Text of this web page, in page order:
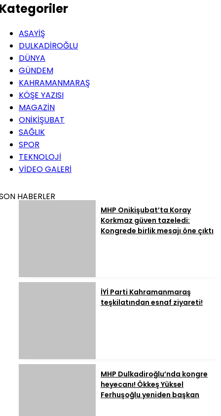
ASAYİŞ
DULKADİROĞLU
DÜNYA
GÜNDEM
KAHRAMANMARAŞ
KÖŞE YAZISI
MAGAZİN
ONİKİŞUBAT
SAĞLIK
SPOR
TEKNOLOJİ
VİDEO GALERİ
HABERLER
MHP Onikişubat’ta Koray
Korkmaz güven tazeledi:
Kongrede birlik mesajı öne çıktı
İYİ Parti Kahramanmaraş
teşkilatından esnaf ziyareti!
MHP Dulkadiroğlu’nda kongre
heyecanı! Ökkeş Yüksel
Ferhuşoğlu yeniden başkan